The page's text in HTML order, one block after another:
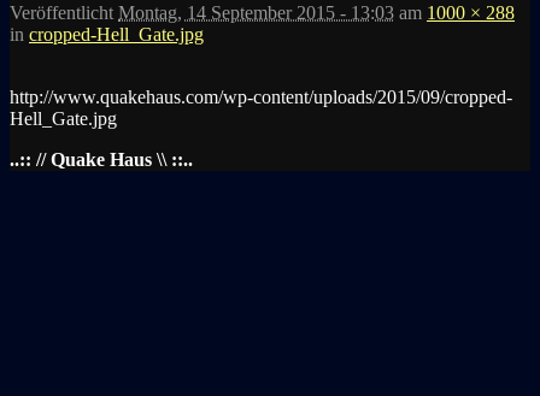
Veröffentlicht Montag, 14 September 2015 - 13:03 am 1000 × 288
in cropped-Hell_Gate.jpg
http://www.quakehaus.com/wp-content/uploads/2015/09/cropped-
Hell_Gate.jpg
..:: // Quake Haus \\ ::..